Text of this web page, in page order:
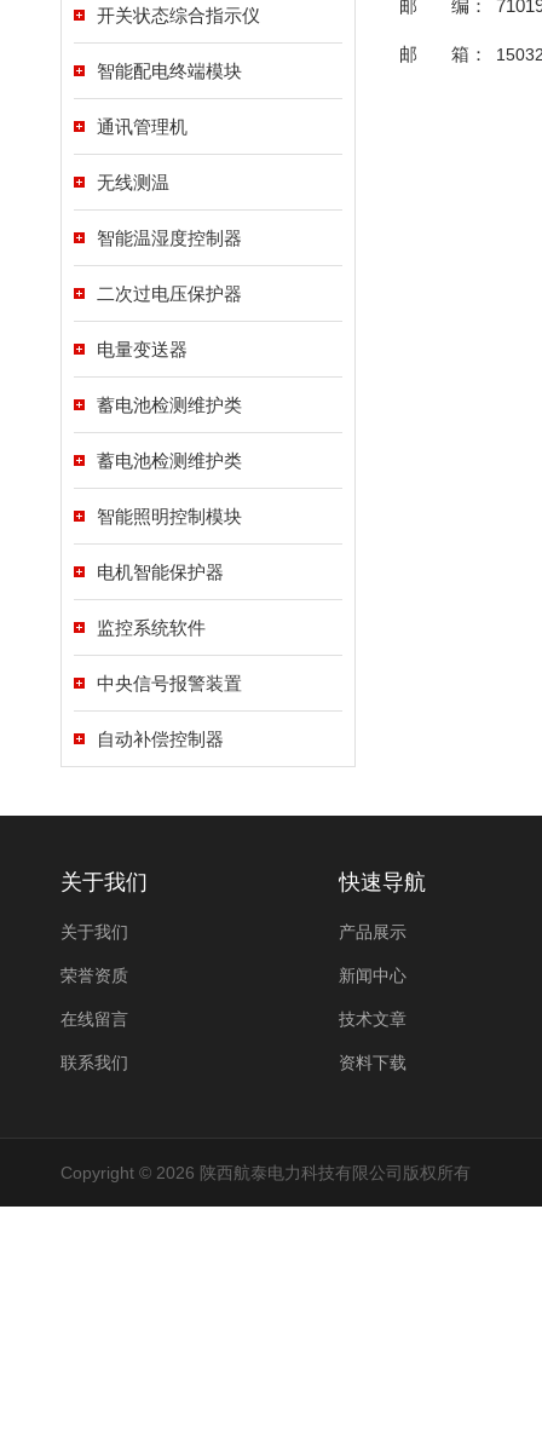
开关状态综合指示仪
智能配电终端模块
通讯管理机
无线测温
智能温湿度控制器
二次过电压保护器
电量变送器
蓄电池检测维护类
蓄电池检测维护类
智能照明控制模块
电机智能保护器
监控系统软件
中央信号报警装置
自动补偿控制器
邮 编：
邮 箱：
关于我们
关于我们
荣誉资质
在线留言
联系我们
快速导航
产品展示
新闻中心
技术文章
资料下载
Copyright © 2026 陕西航泰电力科技有限公司版权所有